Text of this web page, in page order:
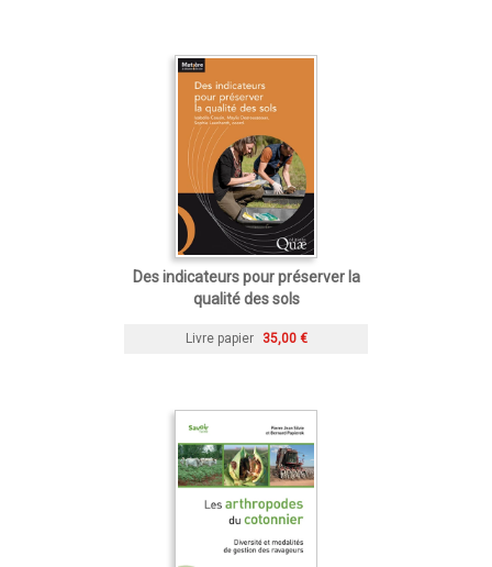
Des indicateurs pour préserver la
qualité des sols
Livre papier 35,00 €